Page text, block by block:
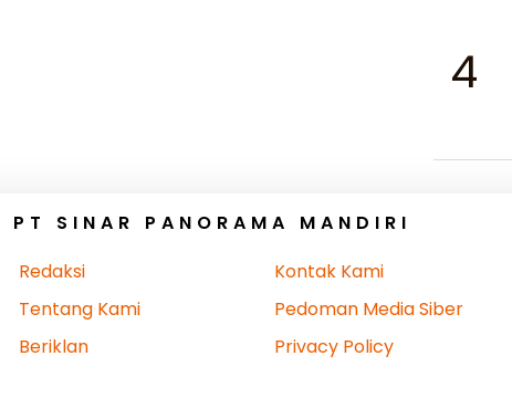
4
PT SINAR PANORAMA MANDIRI
Redaksi
Tentang Kami
Beriklan
Kontak Kami
Pedoman Media Siber
Privacy Policy